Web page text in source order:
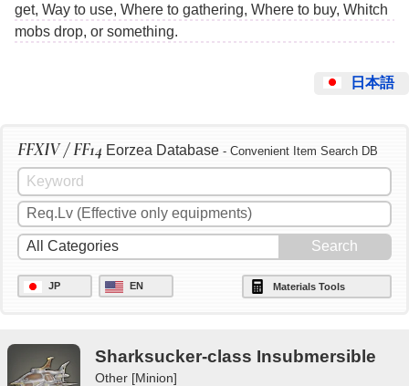
get, Way to use, Where to gathering, Where to buy, Whitch
mobs drop, or something.
日本語
FFXIV / FF14 Eorzea Database - Convenient Item Search DB
JP EN Materials Tools
Sharksucker-class Insubmersible
Other [Minion]